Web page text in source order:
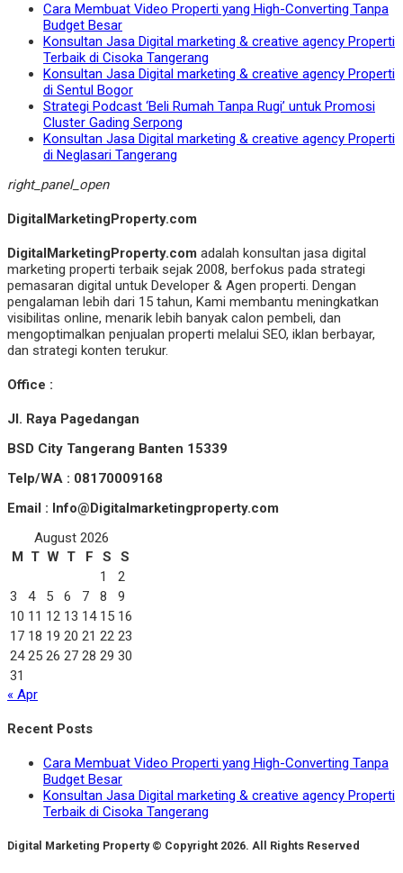
Cara Membuat Video Properti yang High-Converting Tanpa
Budget Besar
Konsultan Jasa Digital marketing & creative agency Properti
Terbaik di Cisoka Tangerang
Konsultan Jasa Digital marketing & creative agency Properti
di Sentul Bogor
Strategi Podcast ‘Beli Rumah Tanpa Rugi’ untuk Promosi
Cluster Gading Serpong
Konsultan Jasa Digital marketing & creative agency Properti
di Neglasari Tangerang
right_panel_open
DigitalMarketingProperty.com
DigitalMarketingProperty.com adalah konsultan jasa digital
marketing properti terbaik sejak 2008, berfokus pada strategi
pemasaran digital untuk Developer & Agen properti. Dengan
pengalaman lebih dari 15 tahun, Kami membantu meningkatkan
visibilitas online, menarik lebih banyak calon pembeli, dan
mengoptimalkan penjualan properti melalui SEO, iklan berbayar,
dan strategi konten terukur.
Office :
Jl. Raya Pagedangan
BSD City Tangerang Banten 15339
Telp/WA : 08170009168
Email : Info@Digitalmarketingproperty.com
August 2026
M T W T F S
S
1
2
3
4 5 6 7 8
9
10 11 12 13 14 15 16
17 18 19 20 21 22 23
24 25 26 27 28 29 30
31
« Apr
Recent Posts
Cara Membuat Video Properti yang High-Converting Tanpa
Budget Besar
Konsultan Jasa Digital marketing & creative agency Properti
Terbaik di Cisoka Tangerang
Digital Marketing Property © Copyright 2026. All Rights Reserved